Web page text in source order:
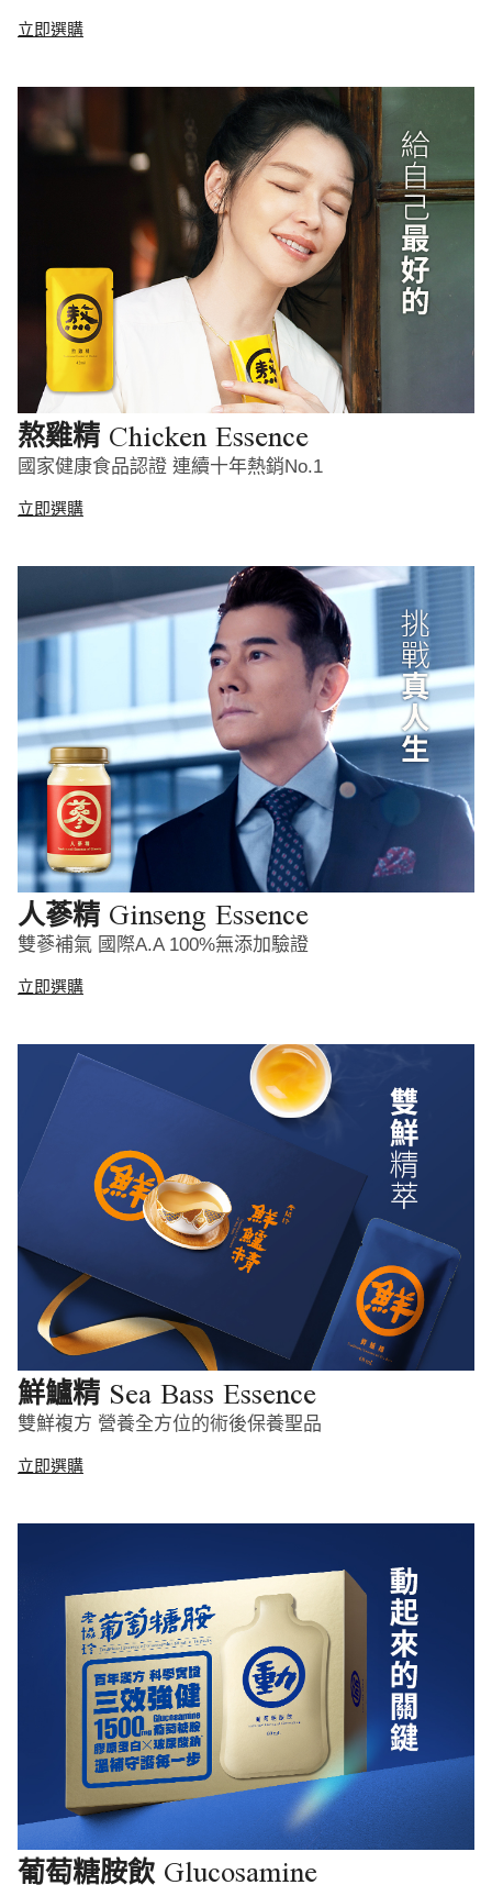
立即選購
熬雞精 Chicken Essence
國家健康食品認證 連續十年熱銷No.1
立即選購
人蔘精 Ginseng Essence
雙蔘補氣 國際A.A 100%無添加驗證
立即選購
鮮鱸精 Sea Bass Essence
雙鮮複方 營養全方位的術後保養聖品
立即選購
葡萄糖胺飲